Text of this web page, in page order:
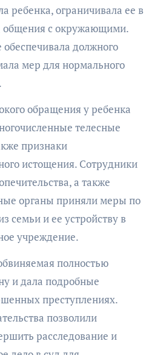
ребенка, ограничивала ее в
общения с окружающими.
должного
мер для нормального
обращения у ребенка
телесные
признаки
истощения. Сотрудники
а также
органы приняли меры по
семьи и ее устройству в
учреждение.
полностью
и дала подробные
преступлениях.
позволили
расследование и